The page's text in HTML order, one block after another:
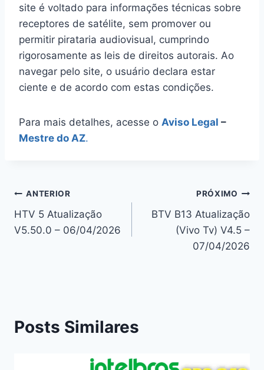
site é voltado para informações técnicas sobre
receptores de satélite, sem promover ou
permitir pirataria audiovisual, cumprindo
rigorosamente as leis de direitos autorais. Ao
navegar pelo site, o usuário declara estar
ciente e de acordo com estas condições.
Para mais detalhes, acesse o Aviso Legal –
Mestre do AZ.
Navegação
de
ANTERIOR
HTV 5 Atualização
V5.50.0 – 06/04/2026
PRÓXIMO
BTV B13 Atualização
(Vivo Tv) V4.5 –
07/04/2026
Posts Similares